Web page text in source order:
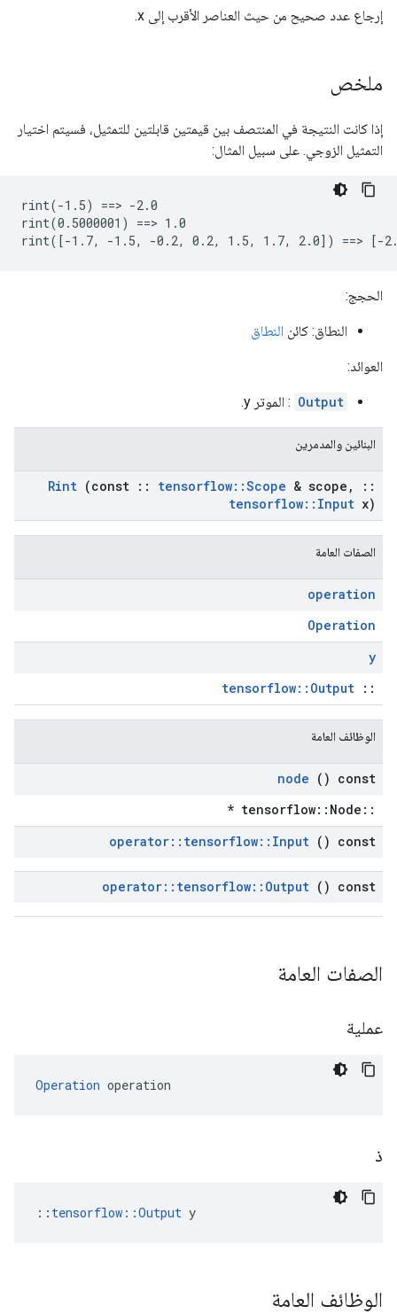
إرجاع عدد صحيح من حيث العناصر الأقرب إلى x.
ملخص
إذا كانت النتيجة في المنتصف بين قيمتين قابلتين للتمثيل، فسيتم اختيار
التمثيل الزوجي. على سبيل المثال:
rint(-1.5) ==> -2.0
rint(0.5000001) ==> 1.0
rint([-1.7, -1.5, -0.2, 0.2, 1.5, 1.7, 2.0]) ==>
الحجج:
النطاق: كائن النطاق
العوائد:
Output : الموتر y.
البنائين والمدمرين
Rint (const :: tensorflow::Scope & scope ,
::
tensorflow:: Input x)
الصفات العامة
operation
Operation
y
::
tensorflow::Output
الوظائف العامة
node () const
::tensorflow::Node *
operator:: tensorflow:: Input () const
operator:: tensorflow:: Output () const
الصفات العامة
عملية
Operation operation
ذ
:: tensorflow::Output y
الوظائف العامة